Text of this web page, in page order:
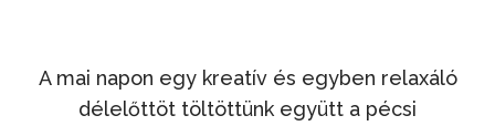
A mai napon egy kreatív és egyben relaxáló
délelőttöt töltöttünk együtt a pécsi